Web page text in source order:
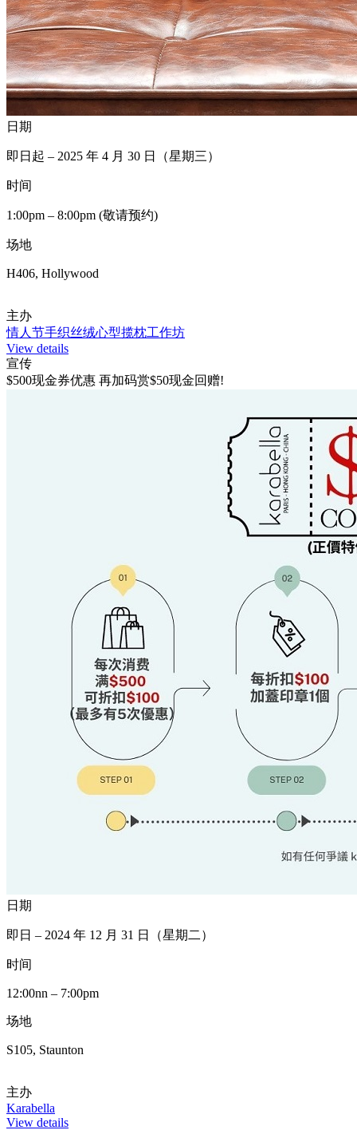
日期
即日起 – 2025 年 4 月 30 日（星期三）
时间
1:00pm – 8:00pm (敬请预约)
场地
H406, Hollywood
主办
情人节手织丝绒心型揽枕工作坊
View details
宣传
$500现金券优惠 再加码赏$50现金回赠!
日期
即日 – 2024 年 12 月 31 日（星期二）
时间
12:00nn – 7:00pm
场地
S105, Staunton
主办
Karabella
View details